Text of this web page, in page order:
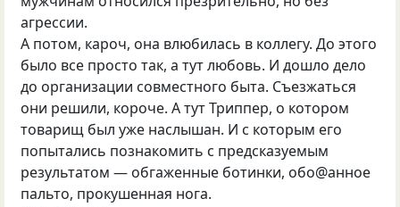
агрессии.
А потом, кароч, она влюбилась в коллегу. До этого
было все просто так, а тут любовь. И дошло дело
до организации совместного быта. Съезжаться
они решили, короче. А тут Триппер, о котором
товарищ был уже наслышан. И с которым его
попытались познакомить с предсказуемым
результатом — обгаженные ботинки, обо@анное
пальто, прокушенная нога.